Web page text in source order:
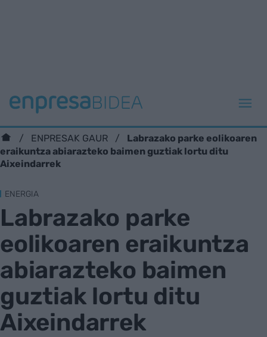
ENPRESAK GAUR
Labrazako parke eolikoaren
eraikuntza abiarazteko baimen guztiak lortu ditu
Aixeindarrek
ENERGIA
Labrazako parke
eolikoaren eraikuntza
abiarazteko baimen
guztiak lortu ditu
Aixeindarrek